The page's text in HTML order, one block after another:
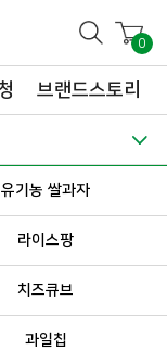
0
브랜드스토리
유기농 쌀과자
라이스팡
치즈큐브
과일칩